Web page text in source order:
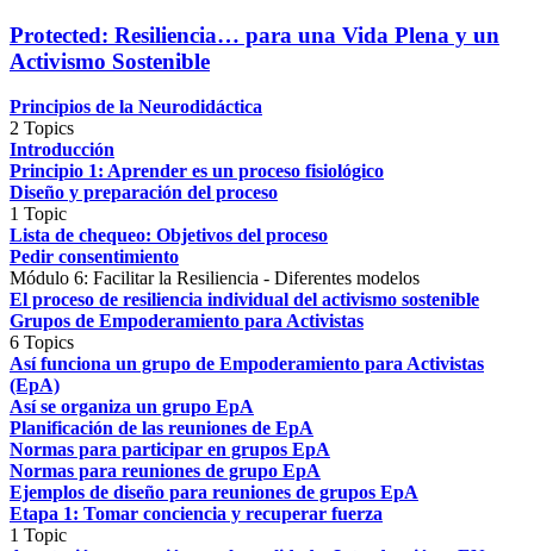
Protected: Resiliencia… para una Vida Plena y un
Activismo Sostenible
Principios de la Neurodidáctica
2 Topics
Introducción
Principio 1: Aprender es un proceso fisiológico
Diseño y preparación del proceso
1 Topic
Lista de chequeo: Objetivos del proceso
Pedir consentimiento
Módulo 6: Facilitar la Resiliencia - Diferentes modelos
El proceso de resiliencia individual del activismo sostenible
Grupos de Empoderamiento para Activistas
6 Topics
Así funciona un grupo de Empoderamiento para Activistas
(EpA)
Así se organiza un grupo EpA
Planificación de las reuniones de EpA
Normas para participar en grupos EpA
Normas para reuniones de grupo EpA
Ejemplos de diseño para reuniones de grupos EpA
Etapa 1: Tomar conciencia y recuperar fuerza
1 Topic